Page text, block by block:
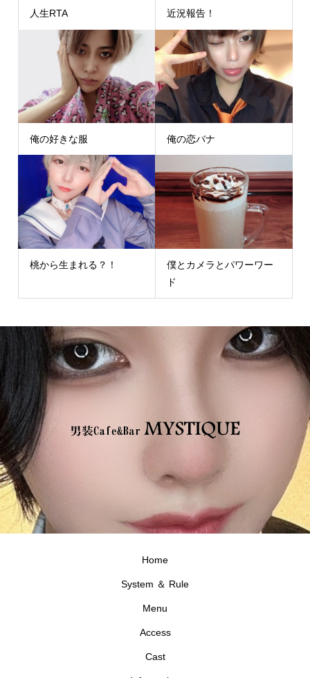
人生RTA 近況報告！
俺の好きな服 俺の恋バナ
桃から生まれる？！
僕とカメラとパワーワー
ド
Home
System ＆ Rule
Menu
Access
Cast